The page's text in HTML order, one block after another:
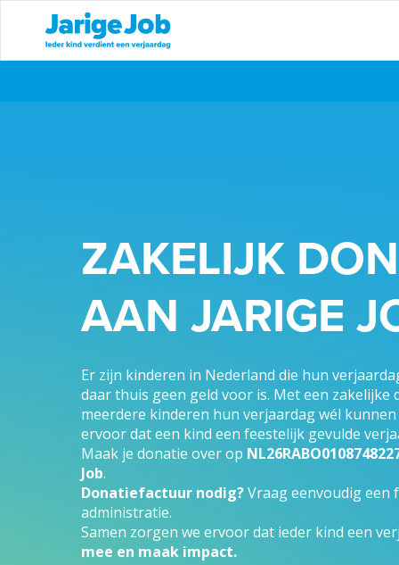
ZAKELIJK
AAN JARIGE
Er zijn kinderen in Nederland die hun
daar thuis geen geld voor is. Met een
meerdere kinderen hun verjaardag wél
ervoor dat een kind een feestelijk gevulde
Maak je donatie over op
Job.
Donatiefactuur nodig?Vraag eenvoudig een
administratie.
Samen zorgen we ervoor dat ieder kind een
mee en maak impact.